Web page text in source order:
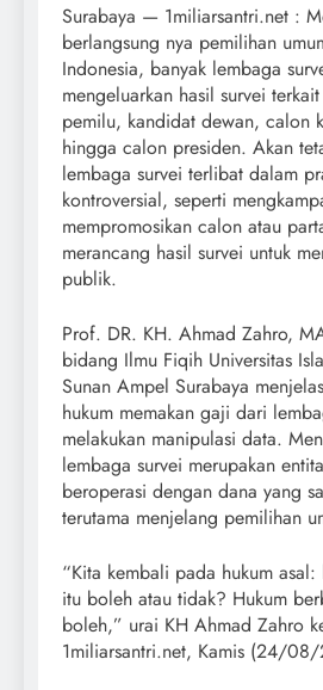
Surabaya — 1miliarsantri.net :
berlangsung nya pemilihan
Indonesia, banyak lembaga
mengeluarkan hasil survei
pemilu, kandidat dewan, calon
hingga calon presiden. Akan
lembaga survei terlibat dalam
kontroversial, seperti
mempromosikan calon atau
merancang hasil survei untuk
publik.
Prof. DR. KH. Ahmad Zahro,
bidang Ilmu Fiqih Universitas
Sunan Ampel Surabaya
hukum memakan gaji dari
melakukan manipulasi data.
lembaga survei merupakan
beroperasi dengan dana yang
terutama menjelang pemilihan
“Kita kembali pada hukum
itu boleh atau tidak? Hukum
boleh,” urai KH Ahmad Zahro
1miliarsantri.net, Kamis (24/